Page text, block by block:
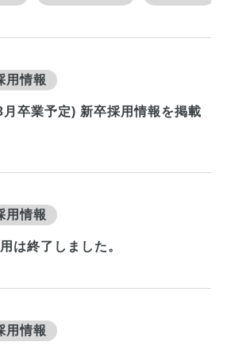
用情報
卒業予定) 新卒採用情報を掲載
用情報
は終了しました。
用情報